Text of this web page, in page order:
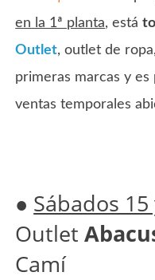
en la 1ª planta, está
Outlet, outlet de
primeras marcas y
ventas temporales
● Sábados
Outlet
Camí